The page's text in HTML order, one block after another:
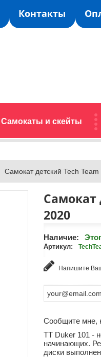
Контакты
Самокаты и скейты
Самокат детский Tech
Самокат
2020
Наличие:
Артикул:
Напишите
Сообщите мне,
TT Duker 101 -
начинающих.
диски